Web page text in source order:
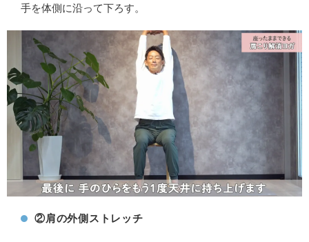
手を体側に沿って下ろす。
②肩の外側ストレッチ